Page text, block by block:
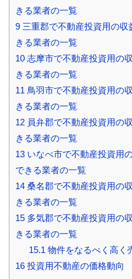
きる業者の一覧
9 三重郡で不動産投資用の
きる業者の一覧
10 志摩市で不動産投資用の
きる業者の一覧
11 鳥羽市で不動産投資用の
きる業者の一覧
12 員弁郡で不動産投資用の
きる業者の一覧
13 いなべ市で不動産投資用
できる業者の一覧
14 桑名郡で不動産投資用の
きる業者の一覧
15 多気郡で不動産投資用の
きる業者の一覧
15.1 物件をなるべく高く
16 投資用不動産の価格動向